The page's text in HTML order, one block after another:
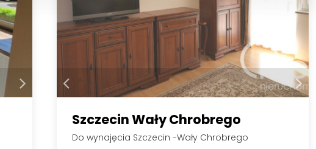
Szczecin Wały Chrobrego
Do wynajęcia Szczecin -Wały Chrobrego